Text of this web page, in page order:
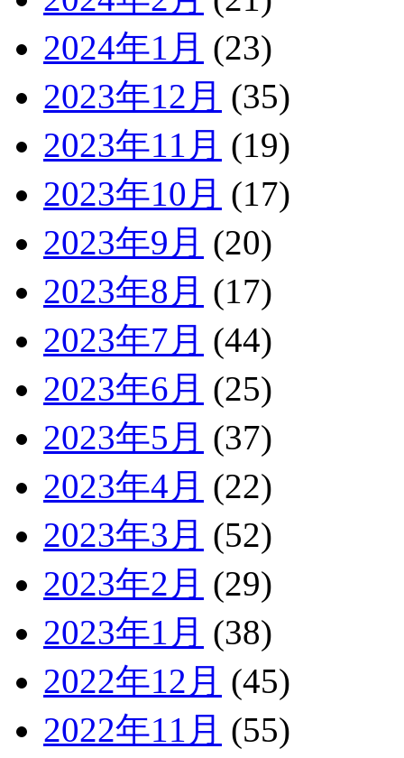
2024年1月 (23)
2023年12月 (35)
2023年11月 (19)
2023年10月 (17)
2023年9月 (20)
2023年8月 (17)
2023年7月 (44)
2023年6月 (25)
2023年5月 (37)
2023年4月 (22)
2023年3月 (52)
2023年2月 (29)
2023年1月 (38)
2022年12月 (45)
2022年11月 (55)